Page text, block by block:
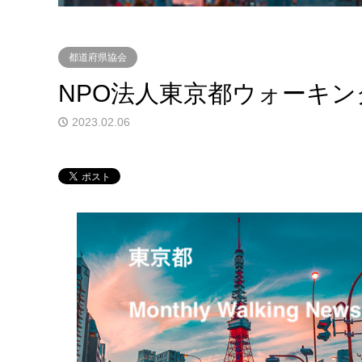
都道府県協会
NPO法人東京都ウォーキ
2023.02.06